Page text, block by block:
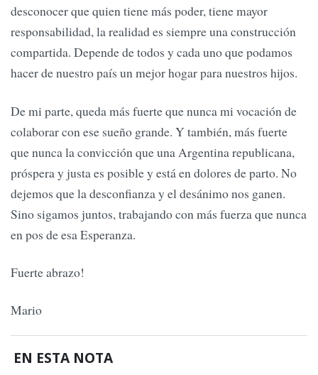
desconocer que quien tiene más poder, tiene mayor
responsabilidad, la realidad es siempre una construcción
compartida. Depende de todos y cada uno que podamos
hacer de nuestro país un mejor hogar para nuestros hijos.
De mi parte, queda más fuerte que nunca mi vocación de
colaborar con ese sueño grande. Y también, más fuerte
que nunca la convicción que una Argentina republicana,
próspera y justa es posible y está en dolores de parto. No
dejemos que la desconfianza y el desánimo nos ganen.
Sino sigamos juntos, trabajando con más fuerza que nunca
en pos de esa Esperanza.
Fuerte abrazo!
Mario
EN ESTA NOTA